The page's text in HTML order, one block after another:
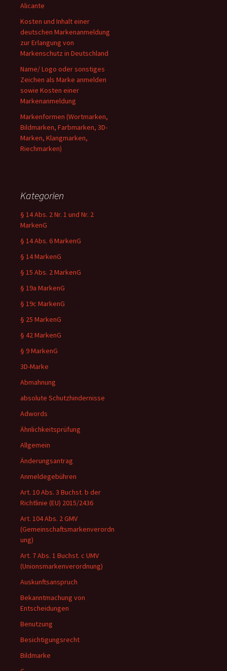
Alicante
Kosten und Inhalt einer
deutschen Markenanmeldung
zur Erlangung von
Markenschutz in Deutschland
Name/ Logo oder sonstiges
Zeichen als Marke anmelden
sowie Kosten einer
Markenanmeldung
Markenformen (Wortmarken,
Bildmarken, Farbmarken, 3D-
Marken, Klangmarken,
Riechmarken)
Kategorien
§ 14 Abs. 2 Nr. 1 und Nr. 2
MarkenG
§ 14 Abs. 6 MarkenG
§ 14 MarkenG
§ 15 Abs. 2 MarkenG
§ 19a MarkenG
§ 19c MarkenG
§ 25 MarkenG
§ 42 MarkenG
§ 9 MarkenG
3D-Marke
Abmahnung
absolute Schutzhindernisse
Adwords
Ähnlichkeitsprüfung
Allgemein
Änderungsantrag
Anmeldegebühren
Art. 10 Abs. 3 Buchst. b der
Richtlinie (EU) 2015/2436
Art. 104 Abs. 2 GMV
(Gemeinschaftsmarkenverordn
ung)
Art. 7 Abs. 1 Buchst. c UMV
(Unionsmarkenverordnung)
Auskunftsanspruch
Bekanntmachung von
Entscheidungen
Benutzung
Besichtigungsrecht
Bildmarke